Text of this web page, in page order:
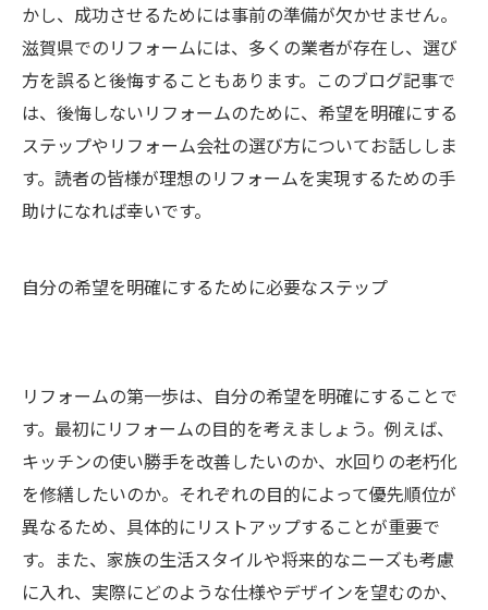
かし、成功させるためには事前の準備が欠かせません。
滋賀県でのリフォームには、多くの業者が存在し、選び
方を誤ると後悔することもあります。このブログ記事で
は、後悔しないリフォームのために、希望を明確にする
ステップやリフォーム会社の選び方についてお話ししま
す。読者の皆様が理想のリフォームを実現するための手
助けになれば幸いです。
自分の希望を明確にするために必要なステップ
リフォームの第一歩は、自分の希望を明確にすることで
す。最初にリフォームの目的を考えましょう。例えば、
キッチンの使い勝手を改善したいのか、水回りの老朽化
を修繕したいのか。それぞれの目的によって優先順位が
異なるため、具体的にリストアップすることが重要で
す。また、家族の生活スタイルや将来的なニーズも考慮
に入れ、実際にどのような仕様やデザインを望むのか、